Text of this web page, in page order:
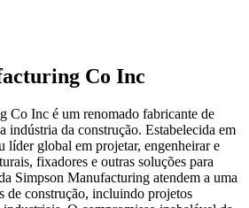
Co Inc
Co Inc é um renomado fabricante de
indústria da construção. Estabelecida em
líder global em projetar, engenheirar e
fixadores e outras soluções para
Simpson Manufacturing atendem a uma
de construção, incluindo projetos